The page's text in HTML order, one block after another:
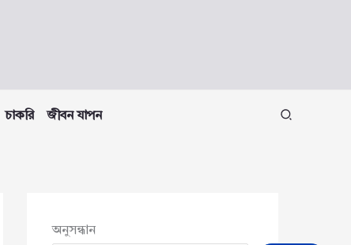
চাকরি জীবন যাপন
অনুসন্ধান